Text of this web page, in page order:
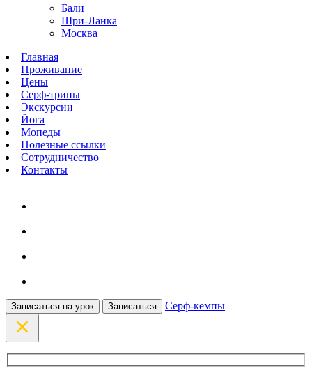
Бали
Шри-Ланка
Москва
Главная
Проживание
Цены
Серф-трипы
Экскурсии
Йога
Мопеды
Полезные ссылки
Сотрудничество
Контакты
Записаться на урок Записаться Серф-кемпы